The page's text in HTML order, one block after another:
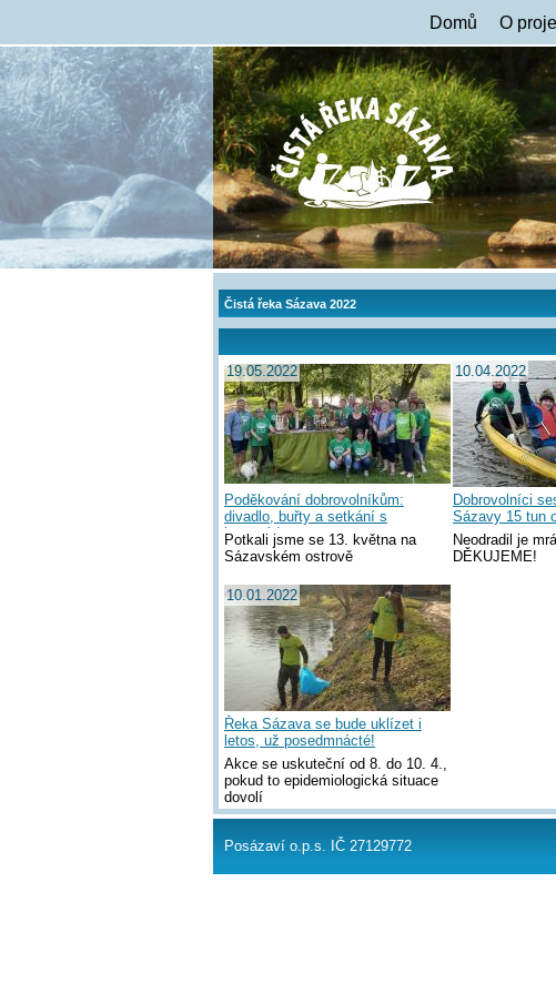
Domů O
Čistá řeka Sázava 2022
19.05.2022
Poděkování dobrovolníkům:
divadlo, buřty a setkání s
kamarády
Potkali jsme se 13. května na
Sázavském ostrově
10.04.2022
Dobrovolníci
Sázavy 15 tun
Neodradil je
DĚKUJEME!
10.01.2022
Řeka Sázava se bude uklízet i
letos, už posedmnácté!
Akce se uskuteční od 8. do 10. 4.,
pokud to epidemiologická situace
dovolí
Posázaví o.p.s. IČ 27129772